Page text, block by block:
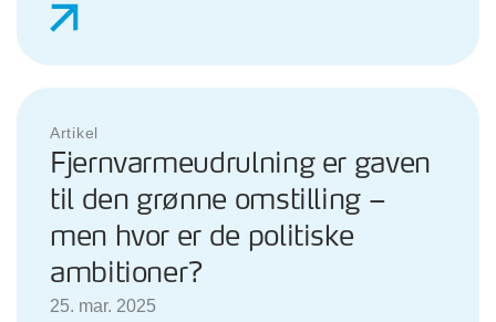
Artikel
Fjernvarmeudrulning er gaven
til den grønne omstilling –
men hvor er de politiske
ambitioner?
25. mar. 2025